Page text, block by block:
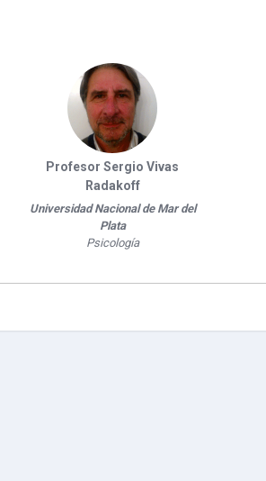
Profesor Sergio Vivas
Radakoff
Universidad Nacional de Mar del
Plata
Psicología